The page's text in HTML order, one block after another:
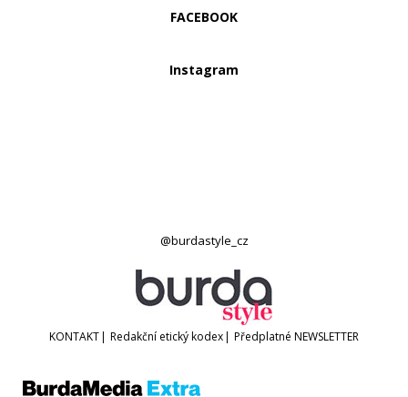
FACEBOOK
Instagram
@burdastyle_cz
KONTAKT| Redakční etický kodex| Předplatné NEWSLETTER